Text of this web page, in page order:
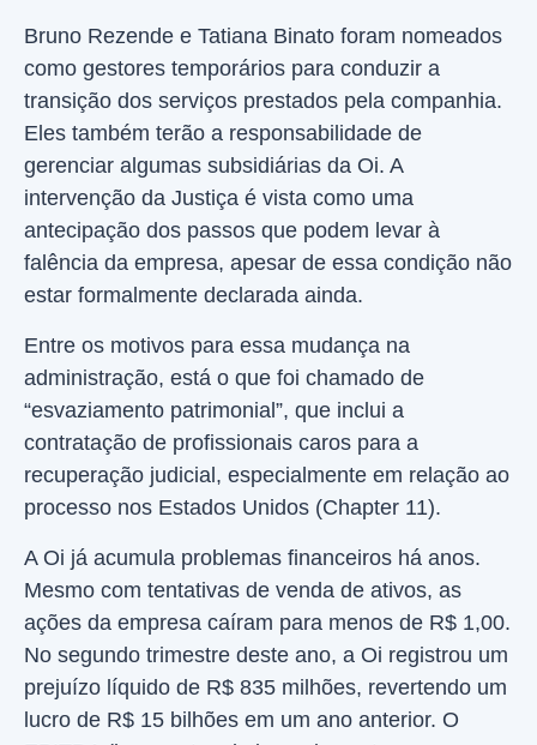
Bruno Rezende e Tatiana Binato foram nomeados
como gestores temporários para conduzir a
transição dos serviços prestados pela companhia.
Eles também terão a responsabilidade de
gerenciar algumas subsidiárias da Oi. A
intervenção da Justiça é vista como uma
antecipação dos passos que podem levar à
falência da empresa, apesar de essa condição não
estar formalmente declarada ainda.
Entre os motivos para essa mudança na
administração, está o que foi chamado de
“esvaziamento patrimonial”, que inclui a
contratação de profissionais caros para a
recuperação judicial, especialmente em relação ao
processo nos Estados Unidos (Chapter 11).
A Oi já acumula problemas financeiros há anos.
Mesmo com tentativas de venda de ativos, as
ações da empresa caíram para menos de R$ 1,00.
No segundo trimestre deste ano, a Oi registrou um
prejuízo líquido de R$ 835 milhões, revertendo um
lucro de R$ 15 bilhões em um ano anterior. O